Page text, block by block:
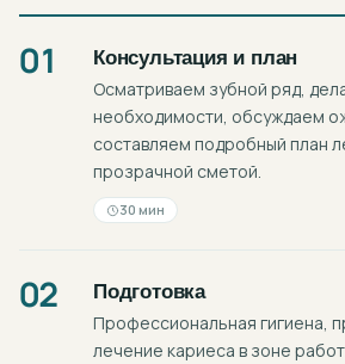
01 Консультация и план
Осматриваем зубной ряд,
необходимости, обсуждаем
составляем подробный план
прозрачной сметой.
30 мин
02 Подготовка
Профессиональная гигиена,
лечение кариеса в зоне